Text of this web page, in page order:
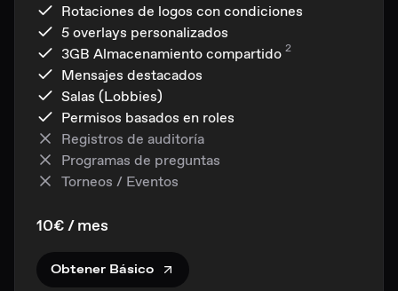
Rotaciones de logos con condiciones
5 overlays personalizados
3GB Almacenamiento compartido 2
Mensajes destacados
Salas (Lobbies)
Permisos basados en roles
Registros de auditoría
Programas de preguntas
Torneos / Eventos
10€ / mes
Obtener Básico